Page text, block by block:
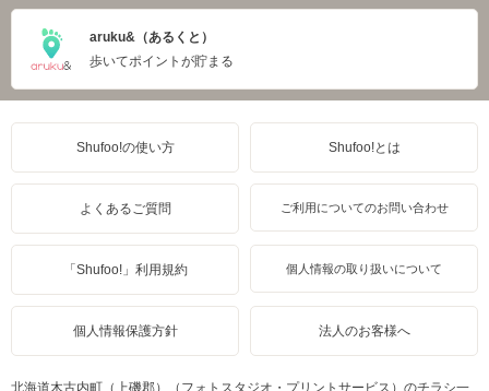
aruku&（あるくと）
歩いてポイントが貯まる
Shufoo!の使い方 Shufoo!とは
よくあるご質問 ご利用についてのお問い合わせ
「Shufoo!」利用規約 個人情報の取り扱いについて
個人情報保護方針 法人のお客様へ
北海道木古内町（上磯郡）（フォトスタジオ・プリントサービス）のチラシ一